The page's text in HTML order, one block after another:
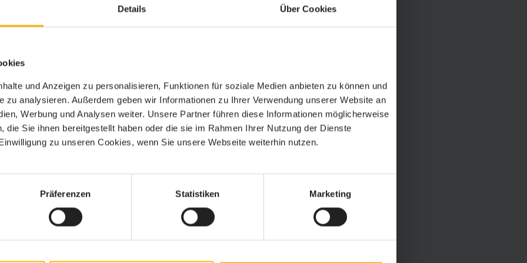
Details Über Cookies
und Anzeigen zu personalisieren, Funktionen für soziale Medien anbieten zu können und
zu analysieren. Außerdem geben wir Informationen zu Ihrer Verwendung unserer Website an
Werbung und Analysen weiter. Unsere Partner führen diese Informationen möglicherweise
die Sie ihnen bereitgestellt haben oder die sie im Rahmen Ihrer Nutzung der Dienste
zu unseren Cookies, wenn Sie unsere Webseite weiterhin nutzen.
Präferenzen Statistiken Marketing
zu treffen.
Vorteile beim schnellen Besuch eines Facharztes oder
stärken. Das können zum Beispiel exklusive
und ungezwungen in Anspruch nehmen
zur Verfügung steht und mithilft, individuelle
als attraktiven Benefit.
Lohnbestandteilen gesprochen. Wichtig ist,
und als Arbeitnehmer zu zeigen, dass im Fokus der
steht. Aus diesem Grund gelten klassische Benefits
nicht mehr als zeitgemäß und sind auch für
Grund mehr, sich für einen bestimmten Arbeitgeber zu
Arbeitswelt ein Muss